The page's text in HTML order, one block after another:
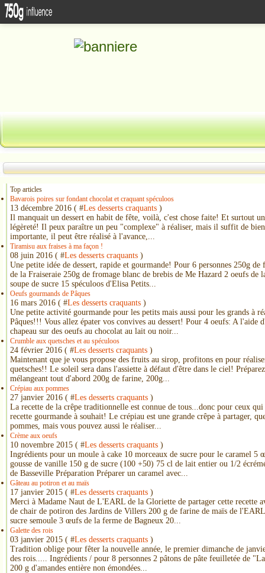
Top articles
Bavarois poires sur fondant chocolat et craquant spéculoos
13 décembre 2016 ( #Les desserts craquants )
Il manquait un dessert en habit de fête, voilà, c'est chose faite! Et surtout
légèreté! Il peux paraître un peu "complexe" à réaliser, mais il suffit de bien
importante, il peut être réalisé à l'avance,...
Tiramisu aux fraises à ma façon !
08 juin 2016 ( #Les desserts craquants )
Une petite idée de dessert, rapide et gourmande! Pour 6 personnes 250g
de la Fraiseraie 250g de fromage blanc de brebis de Me Hazard 2 oeufs de
soupe de sucre 15 spéculoos d'Elisa Petits...
Oeufs gourmands de Pâques
16 mars 2016 ( #Les desserts craquants )
Une petite activité gourmande pour les petits mais aussi pour les grands à
Pâques!!! Vous allez épater vos convives au dessert! Pour 4 oeufs: A l'aide
chapeau sur des oeufs au chocolat au lait ou noir...
Crumble aux quetsches et au spéculoos
24 février 2016 ( #Les desserts craquants )
Maintenant que je vous propose des fruits au sirop, profitons en pour
quetsches!! Le soleil sera dans l'assiette à défaut d'être dans le ciel!
mélangeant tout d'abord 200g de farine, 200g...
Crépiau aux pommes
27 janvier 2016 ( #Les desserts craquants )
La recette de la crêpe traditionnelle est connue de tous...donc pour ceux
recette gourmande à souhait! Le crépiau est une grande crêpe à partager,
pommes, mais vous pouvez aussi le réaliser...
Crème aux oeufs
10 novembre 2015 ( #Les desserts craquants )
Ingrédients pour un moule à cake 10 morceaux de sucre pour le caramel 5
gousse de vanille 150 g de sucre (100 +50) 75 cl de lait entier ou 1/2
de Basseville Préparation Préparer un caramel avec...
Gâteau au potiron et au maïs
17 janvier 2015 ( #Les desserts craquants )
Merci à Madame Naut de L'EARL de la Gloriette de partager cette recette
de chair de potiron des Jardins de Villers 200 g de farine de maïs de
sucre semoule 3 œufs de la ferme de Bagneux 20...
Galette des rois
03 janvier 2015 ( #Les desserts craquants )
Tradition oblige pour fêter la nouvelle année, le premier dimanche de
des rois..... Ingrédients / pour 8 personnes 2 pâtons de pâte feuilletée de
200 g d'amandes entière non émondées...